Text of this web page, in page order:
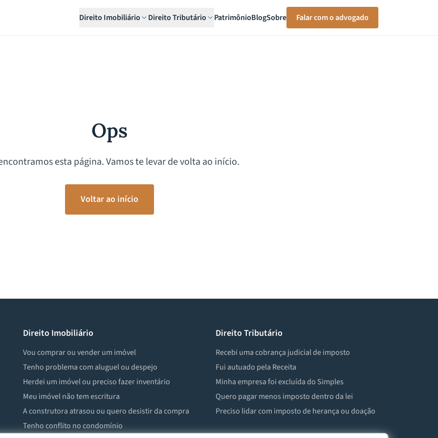
Direito Imobiliário Direito Tributário PatrimônioBlogSobre Falar com o advogado
Ops
esta página. Vamos te levar de volta ao início.
Voltar ao início
Direito Imobiliário
Vou comprar ou vender um imóvel
Tenho problema com aluguel ou despejo
Herdei um imóvel ou preciso fazer inventário
Meu imóvel não tem escritura
A construtora atrasou ou quero desistir da compra
Tenho conflito no condomínio
Direito Tributário
Recebi uma cobrança judicial de imposto
Fui autuado pela Receita
Minha empresa foi excluída do Simples
Quero pagar menos imposto dentro da lei
Preciso lidar com imposto de herança ou doação